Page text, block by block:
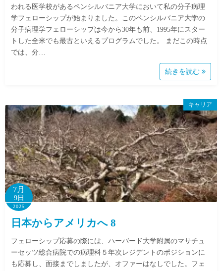
われる医学校があるペンシルバニア大学において私の分子病理
学フェローシップが始まりました。このペンシルバニア大学の
分子病理学フェローシップは今から30年も前、1995年にスター
トした全米でも最古といえるプログラムでした。 まだこの時点
では、分…
続きを読む
キャリア
7月
9日
2025
日本からアメリカへ 8
フェローシップ応募の際には、ハーバード大学附属のマサチュ
ーセッツ総合病院での病理科５年次レジデントのポジションに
も応募し、面接までしましたが、オファーはなしでした。フェ